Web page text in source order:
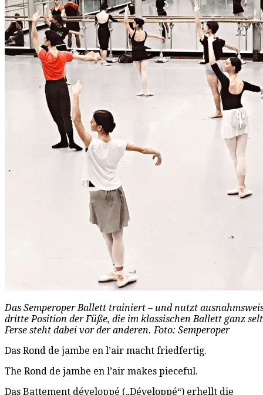
Das Semperoper Ballett trainiert – und nutzt
dritte Position der Füße, die im klassischen Ballett ganz
Ferse steht dabei vor der anderen. Foto: Semperoper
Das Rond de jambe en l’air macht friedfertig.
The Rond de jambe en l’air makes pieceful.
Das Battement développé („Développé“) erhellt die